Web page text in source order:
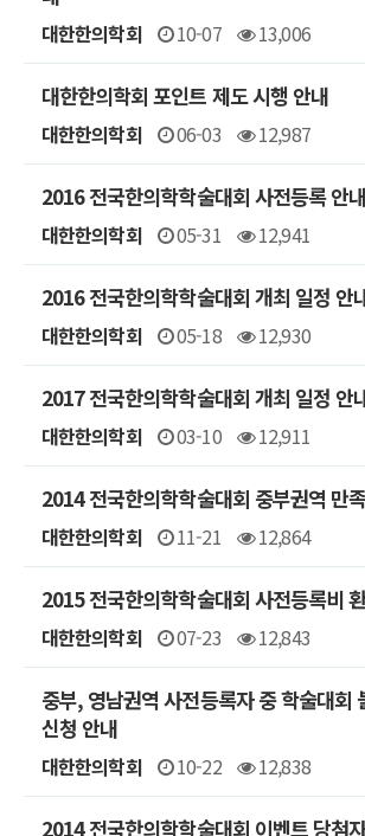
대한한의학회 10-07 13,006
대한한의학회 포인트 제도 시행 안내
대한한의학회 06-03 12,987
2016 전국한의학학술대회 사전등록 안내
대한한의학회 05-31 12,941
2016 전국한의학학술대회 개최 일정 안
대한한의학회 05-18 12,930
2017 전국한의학학술대회 개최 일정 안
대한한의학회 03-10 12,911
2014 전국한의학학술대회 중부권역 만
대한한의학회 11-21 12,864
2015 전국한의학학술대회 사전등록비
대한한의학회 07-23 12,843
중부, 영남권역 사전등록자 중 학술대회
신청 안내
대한한의학회 10-22 12,838
2014 전국한의학학술대회 이벤트 당첨